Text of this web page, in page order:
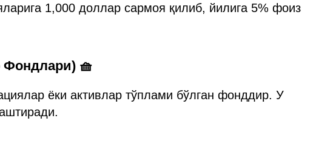
1,000 доллар сармоя қилиб, йилига 5% фоиз
Фондлари) 🧺
ёки активлар тўплами бўлган фонддир. У